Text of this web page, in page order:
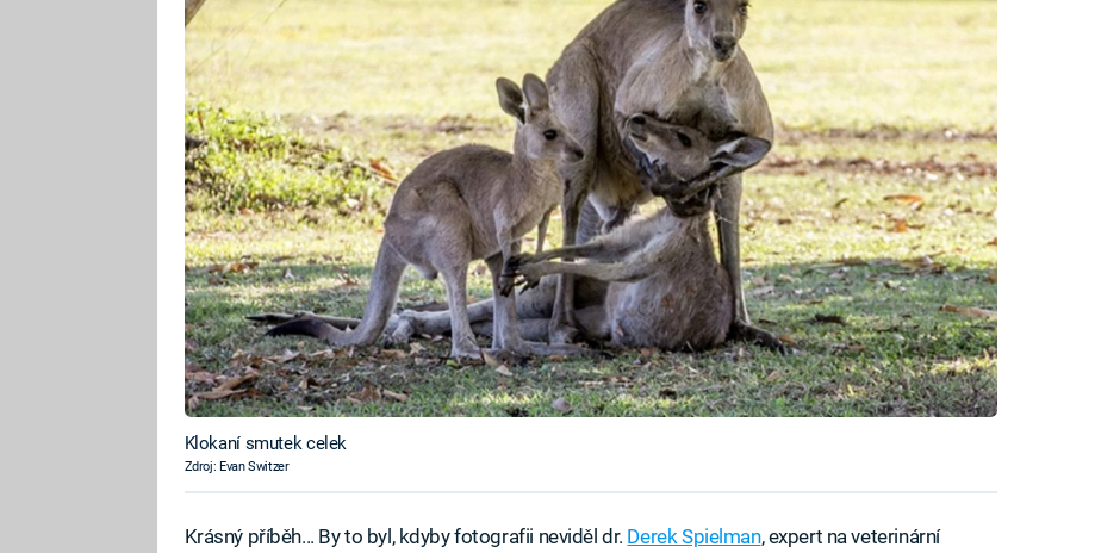
Klokaní smutek celek
Zdroj: Evan Switzer
Krásný příběh... By to byl, kdyby fotografii neviděl dr. Derek Spielman, expert na veterinární